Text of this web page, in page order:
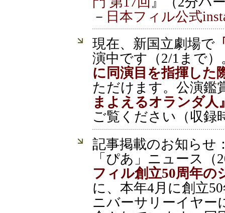
－ 日本フィル公式
現在、新国立劇場で
演中です（2/1まで
に同演目を指揮した
ただけます。公演鑑
まよえるオランダ人
ご覧ください（収録
記事掲載のお知らせ
「ぴあ」ニュース（
フィル創立50周年の
に、本年4月に創立
ニバーサリーイヤー